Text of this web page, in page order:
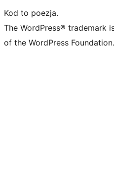
Kod to poezja.
The WordPress® trademark
of the WordPress Foundation.